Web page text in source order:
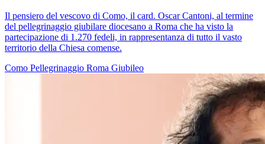
Il pensiero del vescovo di Como, il card. Oscar Cantoni, al termine
del pellegrinaggio giubilare diocesano a Roma che ha visto la
partecipazione di 1.270 fedeli, in rappresentanza di tutto il vasto
territorio della Chiesa comense.
Como Pellegrinaggio Roma Giubileo